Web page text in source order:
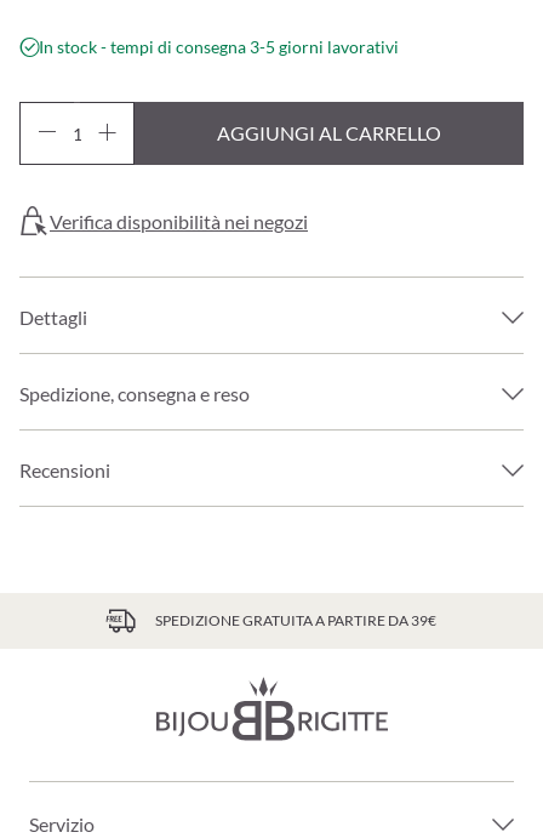
In stock - tempi di consegna 3-5 giorni lavorativi
AGGIUNGI AL CARRELLO
Verifica disponibilità nei negozi
Dettagli
Spedizione, consegna e reso
Recensioni
SPEDIZIONE GRATUITA A PARTIRE DA 39€
Servizio